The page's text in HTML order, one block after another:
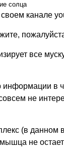
солца
канале
все
информации в
не
(в
не